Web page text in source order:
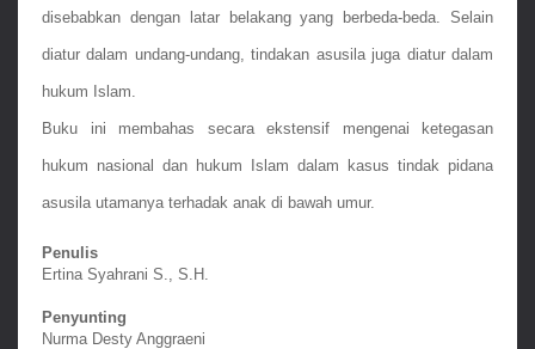
disebabkan dengan latar belakang yang berbeda-beda. Selain
diatur dalam undang-undang, tindakan asusila juga diatur dalam
hukum Islam.
Buku ini membahas secara ekstensif mengenai ketegasan
hukum nasional dan hukum Islam dalam kasus tindak pidana
asusila utamanya terhadak anak di bawah umur.
Penulis
Ertina Syahrani S., S.H.
Penyunting
Nurma Desty Anggraeni